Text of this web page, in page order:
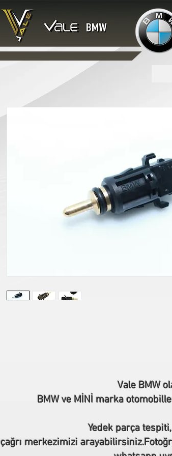
Vale BMW
BMW ve MİNİ marka
Yedek parça
çağrı merkezimizi